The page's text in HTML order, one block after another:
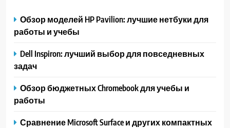
Обзор моделей HP Pavilion: лучшие нетбуки для
работы и учебы
Dell Inspiron: лучший выбор для повседневных
задач
Обзор бюджетных Chromebook для учебы и
работы
Сравнение Microsoft Surface и других компактных